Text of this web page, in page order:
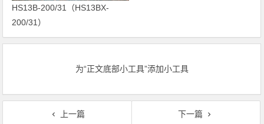
HS13B-200/31（HS13BX-
200/31）
为“正文底部小工具”添加小工具
上一篇
下一篇